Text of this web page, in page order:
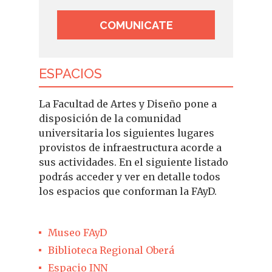
COMUNICATE
ESPACIOS
La Facultad de Artes y Diseño pone a
disposición de la comunidad
universitaria los siguientes lugares
provistos de infraestructura acorde a
sus actividades. En el siguiente listado
podrás acceder y ver en detalle todos
los espacios que conforman la FAyD.
Museo FAyD
Biblioteca Regional Oberá
Espacio INN